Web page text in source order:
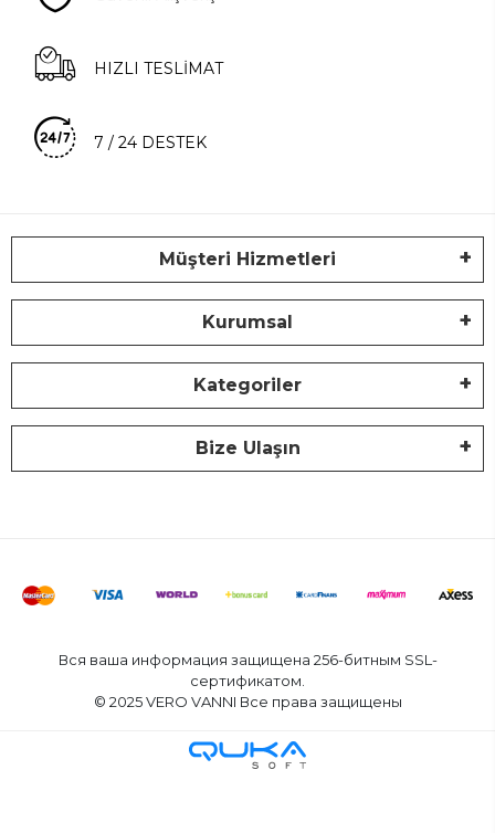
HIZLI TESLİMAT
7 / 24 DESTEK
Müşteri Hizmetleri
Kurumsal
Kategoriler
Bize Ulaşın
Вся ваша информация защищена 256-битным SSL-
сертификатом.
© 2025 VERO VANNI Все права защищены